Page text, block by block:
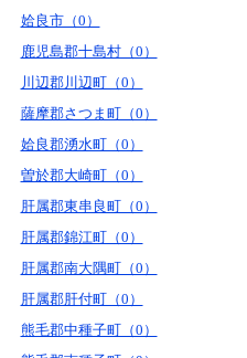
姶良市（0）
鹿児島郡十島村（0）
川辺郡川辺町（0）
薩摩郡さつま町（0）
姶良郡湧水町（0）
曽於郡大崎町（0）
肝属郡東串良町（0）
肝属郡錦江町（0）
肝属郡南大隅町（0）
肝属郡肝付町（0）
熊毛郡中種子町（0）